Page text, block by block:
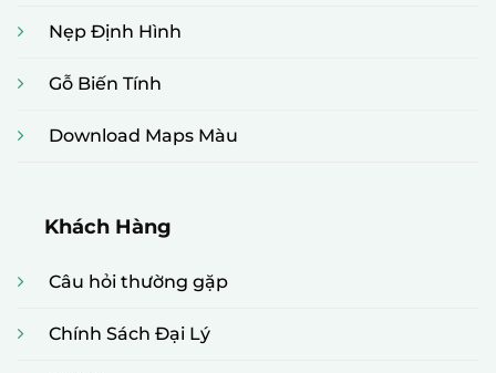
Nẹp Định Hình
Gỗ Biến Tính
Download Maps Màu
Khách Hàng
Câu hỏi thường gặp
Chính Sách Đại Lý